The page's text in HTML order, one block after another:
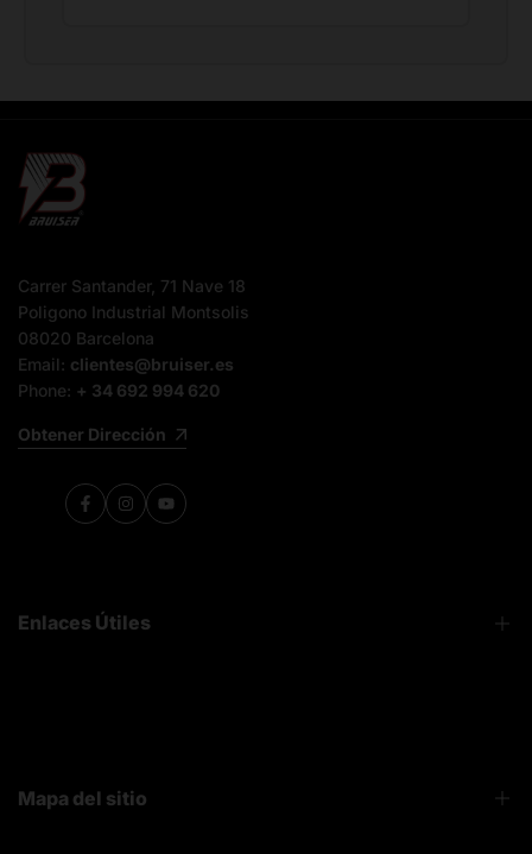
Carrer Santander, 71 Nave 18
Poligono Industrial Montsolis
08020 Barcelona
Email: clientes@bruiser.es
Phone: + 34 692 994 620
Obtener Dirección
FacebookInstagramYouTube
Enlaces Útiles
Contacto
Mapa del sitio